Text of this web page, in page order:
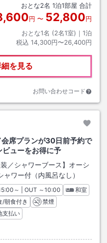
おとな2名 1泊1部屋 合計
円 〜 52,800円
おとな1名 (2名1室)｜ 1泊
税込 14,300円〜26,400円
を見る
お問い合わせコード
席プランが30日前予約で
ューをお得に予
／シャワーブース】オーシ
ャワー付（内風呂なし）
ェックイン
～ | OUT チェックアウト
～10:00
和室
/朝食付き
禁煙
支払い